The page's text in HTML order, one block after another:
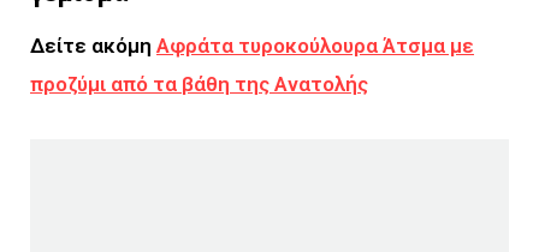
Δείτε ακόμη Αφράτα τυροκούλουρα Άτσμα με
προζύμι από τα βάθη της Ανατολής